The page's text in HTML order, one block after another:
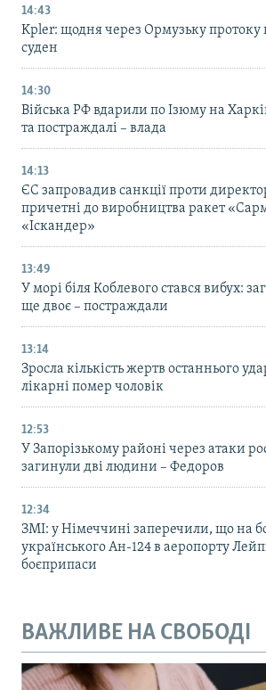
14:43
Kpler: щодня через Ормузьку протоку
суден
14:30
Війська РФ вдарили по Ізюму на
та постраждалі – влада
14:13
ЄС запровадив санкції проти
причетні до виробництва ракет
«Іскандер»
13:49
У морі біля Коблевого стався вибух:
ще двоє – постраждали
13:14
Зросла кількість жертв останнього
лікарні помер чоловік
12:53
У Запорізькому районі через атаки
загинули дві людини – Федоров
12:34
ЗМІ: у Німеччині заперечили, що на
українського Ан-124 в аеропорту
боєприпаси
ВАЖЛИВЕ НА СВОБОДІ